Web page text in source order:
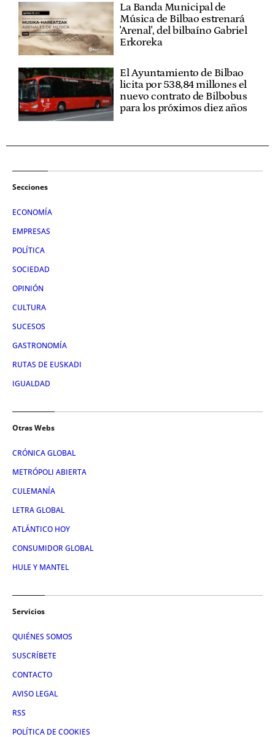
La Banda Municipal de
Música de Bilbao estrenará
'Arenal', del bilbaíno Gabriel
Erkoreka
El Ayuntamiento de Bilbao
licita por 538,84 millones el
nuevo contrato de Bilbobus
para los próximos diez años
Secciones
ECONOMÍA
EMPRESAS
POLÍTICA
SOCIEDAD
OPINIÓN
CULTURA
SUCESOS
GASTRONOMÍA
RUTAS DE EUSKADI
IGUALDAD
Otras Webs
CRÓNICA GLOBAL
METRÓPOLI ABIERTA
CULEMANÍA
LETRA GLOBAL
ATLÁNTICO HOY
CONSUMIDOR GLOBAL
HULE Y MANTEL
Servicios
QUIÉNES SOMOS
SUSCRÍBETE
CONTACTO
AVISO LEGAL
RSS
POLÍTICA DE COOKIES